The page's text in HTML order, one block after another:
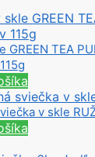
GREEN TEA
v skle